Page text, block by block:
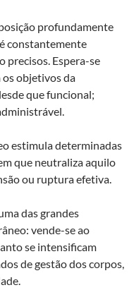
profundamente
constantemente
precisos. Espera-se
os objetivos da
que funcional;
estimula determinadas
que neutraliza aquilo
ou ruptura efetiva.
das grandes
vende-se ao
se intensificam
de gestão dos corpos,